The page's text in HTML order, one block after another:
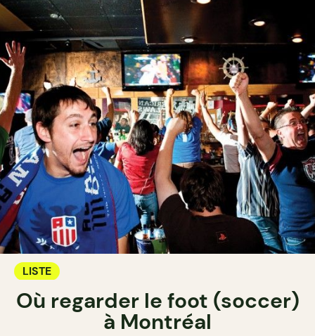
LISTE
Où regarder le foot (soccer)
à Montréal